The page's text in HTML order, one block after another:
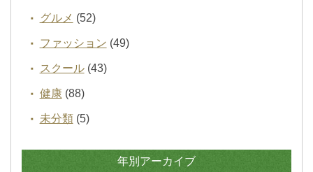
グルメ (52)
ファッション (49)
スクール(43)
健康(88)
未分類(5)
年別アーカイブ